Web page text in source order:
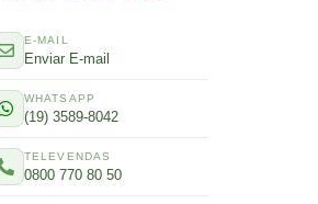
E-MAIL
Enviar E-mail
WHATSAPP
(19) 3589-8042
TELEVENDAS
0800 770 80 50